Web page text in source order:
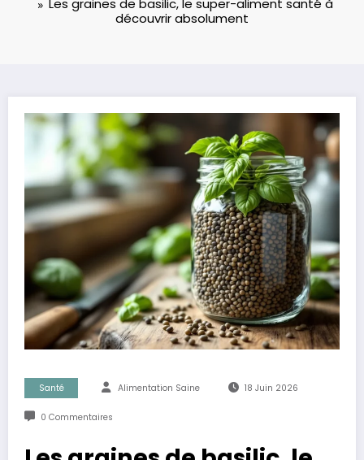
Les graines de basilic, le super-aliment santé à
découvrir absolument
Santé Alimentation Saine 18 Juin 2026
0 Commentaires